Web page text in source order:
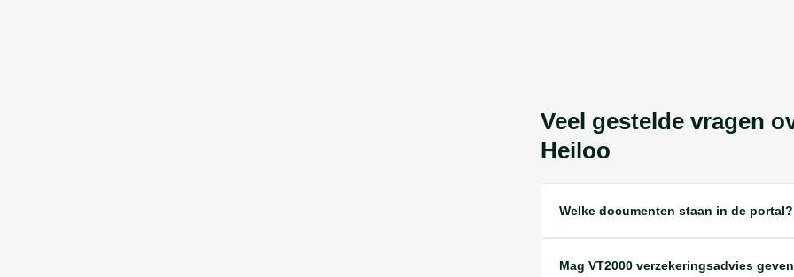
Veel gestelde vragen
Heiloo
Welke documenten staan in de portal?
Mag VT2000 verzekeringsadvies